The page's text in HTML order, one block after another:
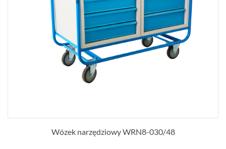
Wózek narzędziowy WRN8-030/48